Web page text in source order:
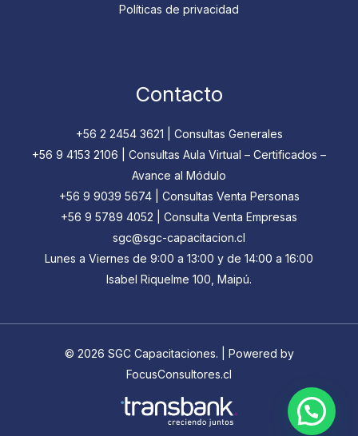
Políticas de privacidad
Contacto
+56 2 2454 3621 | Consultas Generales
‪+56 9 4153 2106‬ | Consultas Aula Virtual – Certificados –
Avance al Módulo
+56 9 9039 5674 | Consultas Venta Personas
+56 9 5789 4052 | Consulta Venta Empresas
sgc@sgc-capacitacion.cl
Lunes a Viernes de 9:00 a 13:00 y de 14:00 a 16:00
Isabel Riquelme 100, Maipú.
© 2026 SGC Capacitaciones. | Powered by
FocusConsultores.cl